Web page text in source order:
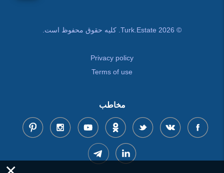
© Turk.Estate 2026. کلیه حقوق محفوظ است.
Privacy policy
Terms of use
مخاطب